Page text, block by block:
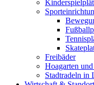
Freibäder
Hoagarten
Stadtradeln in